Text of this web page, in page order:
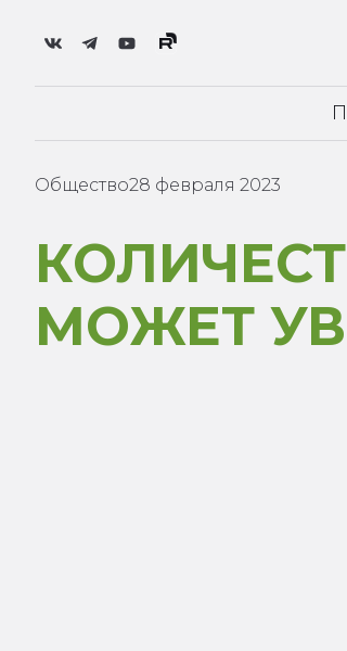
Общество28 февраля 2023
МОЖЕТ